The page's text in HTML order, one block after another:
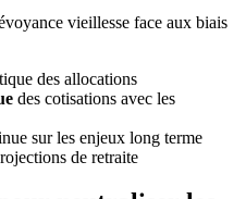
vieillesse face aux biais
des allocations
des cotisations avec les
sur les enjeux long terme
de retraite